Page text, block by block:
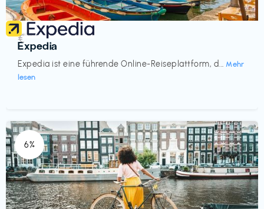
Reisen
Expedia
Expedia ist eine führende Online-Reiseplattform, d... Mehr
lesen
€‎
6%